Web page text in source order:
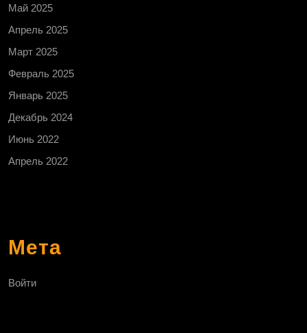
Май 2025
Апрель 2025
Март 2025
Февраль 2025
Январь 2025
Декабрь 2024
Июнь 2022
Апрель 2022
Мета
Войти